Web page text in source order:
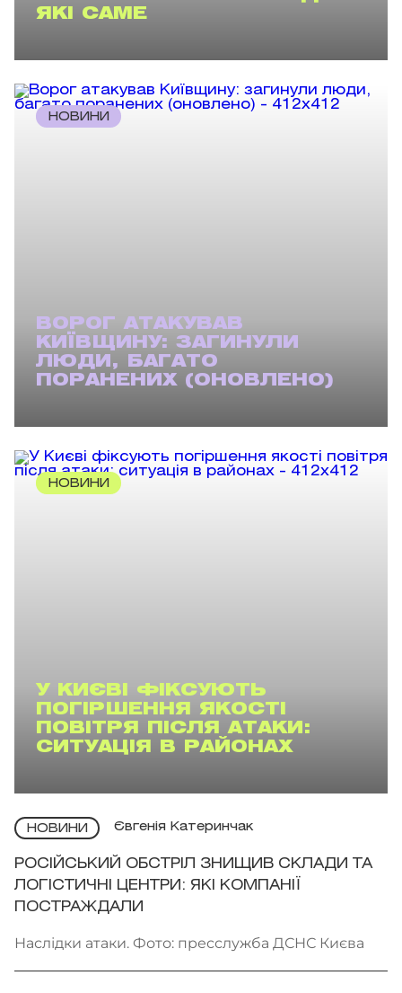
ЯКІ САМЕ
НОВИНИ
ВОРОГ АТАКУВАВ
КИЇВЩИНУ: ЗАГИНУЛИ
ЛЮДИ, БАГАТО
ПОРАНЕНИХ (ОНОВЛЕНО)
НОВИНИ
У КИЄВІ ФІКСУЮТЬ
ПОГІРШЕННЯ ЯКОСТІ
ПОВІТРЯ ПІСЛЯ АТАКИ:
СИТУАЦІЯ В РАЙОНАХ
НОВИНИ Євгенія Катеринчак
РОСІЙСЬКИЙ ОБСТРІЛ ЗНИЩИВ СКЛАДИ ТА
ЛОГІСТИЧНІ ЦЕНТРИ: ЯКІ КОМПАНІЇ
ПОСТРАЖДАЛИ
Наслідки атаки. Фото: пресслужба ДСНС Києва